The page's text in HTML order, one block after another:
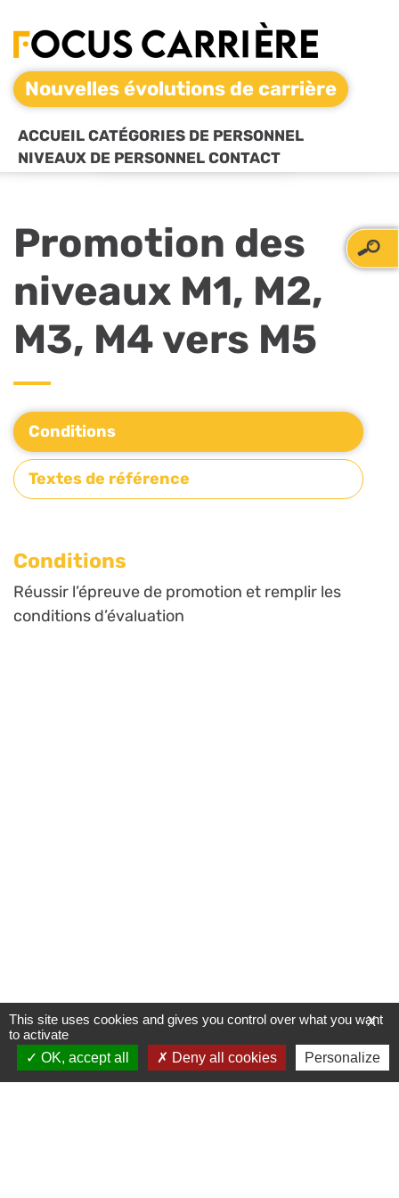
Nouvelles évolutions de carrière
ACCUEIL CATÉGORIES DE PERSONNEL
NIVEAUX DE PERSONNEL CONTACT
Promotion des
niveaux M1, M2,
M3, M4 vers M5
Conditions
Textes de référence
Conditions
Réussir l’épreuve de promotion et remplir les
conditions d’évaluation
X
This site uses cookies and gives you control over what you want
to activate
OK, accept all
Deny all cookies Personalize